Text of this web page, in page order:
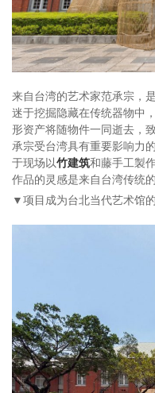
来自台湾的艺术家范承宗，
迷于挖掘隐藏在传统器物中
形资产将随物件一同逝去，
承宗受台湾具有重要影响力
于现场以竹建筑和藤手工製
作品的灵感是来自台湾传统
▼项目成为台北当代艺术馆